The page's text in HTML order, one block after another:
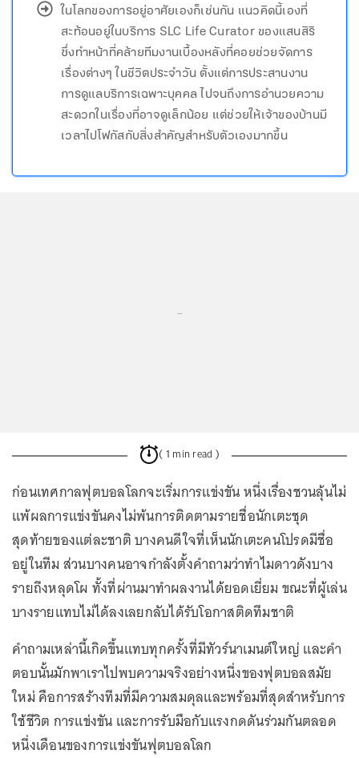
ในโลกของการอยู่อาศัยเองก็เช่นกัน แนวคิดนี้เองที่
สะท้อนอยู่ในบริการ SLC Life Curator ของแสนสิริ
ซึ่งทำหน้าที่คล้ายทีมงานเบื้องหลังที่คอยช่วยจัดการ
เรื่องต่างๆ ในชีวิตประจำวัน ตั้งแต่การประสานงาน
การดูแลบริการเฉพาะบุคคล ไปจนถึงการอำนวยความ
สะดวกในเรื่องที่อาจดูเล็กน้อย แต่ช่วยให้เจ้าของบ้านมี
เวลาไปโฟกัสกับสิ่งสำคัญสำหรับตัวเองมากขึ้น
...
( 1 min read )
ก่อนเทศกาลฟุตบอลโลกจะเริ่มการแข่งขัน หนึ่งเรื่องชวนลุ้นไม่
แพ้ผลการแข่งขันคงไม่พ้นการติดตามรายชื่อนักเตะชุด
สุดท้ายของแต่ละชาติ บางคนดีใจที่เห็นนักเตะคนโปรดมีชื่อ
อยู่ในทีม ส่วนบางคนอาจกำลังตั้งคำถามว่าทำไมดาวดังบาง
รายถึงหลุดโผ ทั้งที่ผ่านมาทำผลงานได้ยอดเยี่ยม ขณะที่ผู้เล่น
บางรายแทบไม่ได้ลงเลยกลับได้รับโอกาสติดทีมชาติ
คำถามเหล่านี้เกิดขึ้นแทบทุกครั้งที่มีทัวร์นาเมนต์ใหญ่ และคำ
ตอบนั้นมักพาเราไปพบความจริงอย่างหนึ่งของฟุตบอลสมัย
ใหม่ คือการสร้างทีมที่มีความสมดุลและพร้อมที่สุดสำหรับการ
ใช้ชีวิต การแข่งขัน และการรับมือกับแรงกดดันร่วมกันตลอด
หนึ่งเดือนของการแข่งขันฟุตบอลโลก